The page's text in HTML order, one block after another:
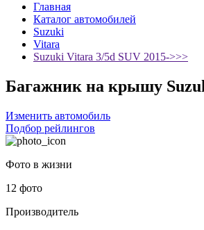
Главная
Каталог автомобилей
Suzuki
Vitara
Suzuki Vitara 3/5d SUV 2015->>>
Багажник на крышу
Изменить автомобиль
Подбор рейлингов
Фото в жизни
12 фото
Производитель